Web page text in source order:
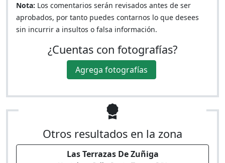
Nota: Los comentarios serán revisados antes de ser
aprobados, por tanto puedes contarnos lo que desees
sin incurrir a insultos o falsa información.
¿Cuentas con fotografías?
Agrega fotografías
Otros resultados en la zona
Las Terrazas De Zuñiga